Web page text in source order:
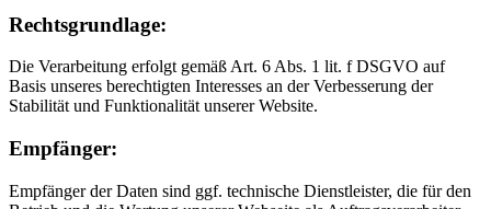
Rechtsgrundlage:
Die Verarbeitung erfolgt gemäß Art. 6 Abs. 1 lit. f DSGVO auf
Basis unseres berechtigten Interesses an der Verbesserung der
Stabilität und Funktionalität unserer Website.
Empfänger:
Empfänger der Daten sind ggf. technische Dienstleister, die für den